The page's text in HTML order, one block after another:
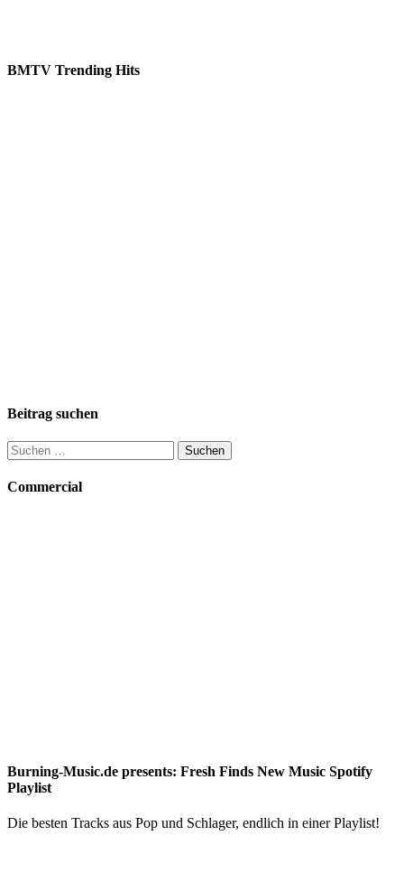
BMTV Trending Hits
Beitrag suchen
Suchen
nach:
Commercial
Burning-Music.de presents: Fresh Finds New Music Spotify
Playlist
Die besten Tracks aus Pop und Schlager, endlich in einer Playlist!